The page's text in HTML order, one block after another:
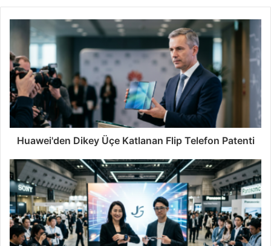
Huawei'den Dikey Üçe Katlanan Flip Telefon Patenti